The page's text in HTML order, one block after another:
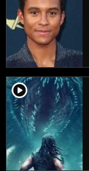
player2